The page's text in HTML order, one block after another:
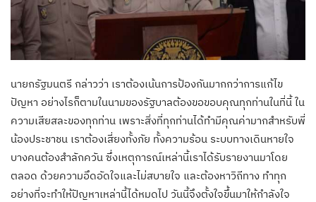
นายกรัฐมนตรี กล่าวว่า เราต้องเน้นการป้องกันมากกว่าการแก้ไข
ปัญหา อย่างไรก็ตามในนามของรัฐบาลต้องขอขอบคุณทุกท่านในที่นี้ ใน
ความเสียสละของทุกท่าน เพราะสิ่งที่ทุกท่านได้ทำมีคุณค่ามากสำหรับพี่
น้องประชาชน เราต้องเสี่ยงทั้งภัย ทั้งความร้อน ระบบทางเดินหายใจ
บางคนต้องสำลักควัน ซึ่งเหตุการณ์เหล่านี้เราได้รับรายงานมาโดย
ตลอด ด้วยความอึดอัดใจและไม่สบายใจ และต้องหาวิถีทาง ทำทุก
อย่างที่จะทำให้ปัญหาเหล่านี้ได้หมดไป วันนี้จึงตั้งใจขึ้นมาให้กำลังใจ